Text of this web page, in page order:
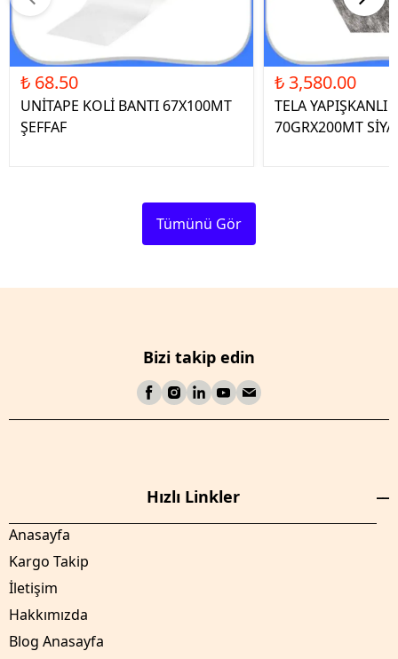
₺ 68.50
UNİTAPE KOLİ BANTI 67X100MT
ŞEFFAF
₺ 3,580.00
TELA YAPIŞKANLI
70GRX200MT
Tümünü Gör
Bizi takip edin
Hızlı Linkler
Anasayfa
Kargo Takip
İletişim
Hakkımızda
Blog Anasayfa